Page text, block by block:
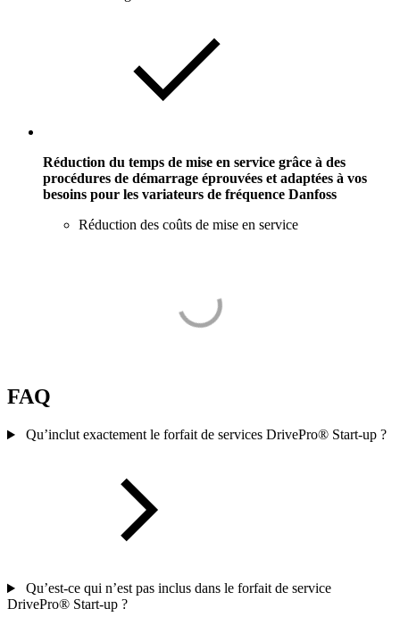
Réduction du temps de mise en service grâce à des
procédures de démarrage éprouvées et adaptées à vos
besoins pour les variateurs de fréquence Danfoss
Réduction des coûts de mise en service
FAQ
Qu’inclut exactement le forfait de services DrivePro® Start-up ?
Qu’est-ce qui n’est pas inclus dans le forfait de service
DrivePro® Start-up ?